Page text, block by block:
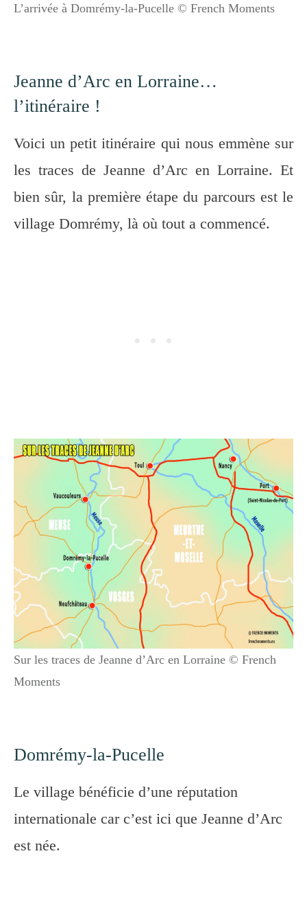
L’arrivée à Domrémy-la-Pucelle © French Moments
Jeanne d’Arc en Lorraine…
l’itinéraire !
Voici un petit itinéraire qui nous emmène sur
les traces de Jeanne d’Arc en Lorraine. Et
bien sûr, la première étape du parcours est le
village Domrémy, là où tout a commencé.
Sur les traces de Jeanne d’Arc en Lorraine © French
Moments
Domrémy-la-Pucelle
Le village bénéficie d’une réputation
internationale car c’est ici que Jeanne d’Arc
est née.